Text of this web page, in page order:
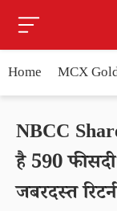
Home MCX
NBCC
है 590
जबरदस्त